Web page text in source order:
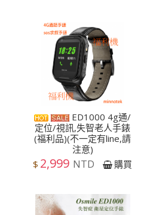
ED1000 4g通/
定位/視訊,失智老人手錶
(福利品)(不一定有line,請
注意)
$ 2,999 NTD 購買